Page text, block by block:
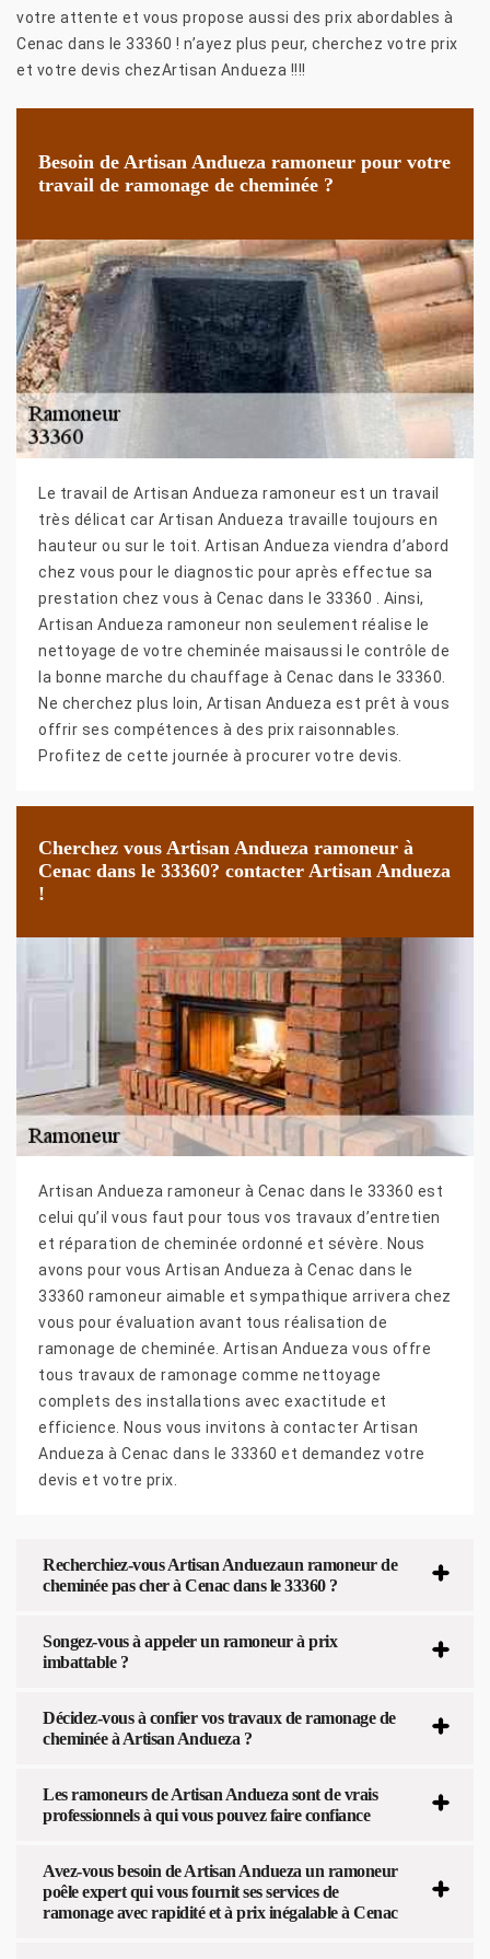
votre attente et vous propose aussi des prix abordables à
Cenac dans le 33360 ! n’ayez plus peur, cherchez votre prix
et votre devis chezArtisan Andueza !!!!
Besoin de Artisan Andueza ramoneur pour votre
travail de ramonage de cheminée ?
Le travail de Artisan Andueza ramoneur est un travail
très délicat car Artisan Andueza travaille toujours en
hauteur ou sur le toit. Artisan Andueza viendra d’abord
chez vous pour le diagnostic pour après effectue sa
prestation chez vous à Cenac dans le 33360 . Ainsi,
Artisan Andueza ramoneur non seulement réalise le
nettoyage de votre cheminée maisaussi le contrôle de
la bonne marche du chauffage à Cenac dans le 33360.
Ne cherchez plus loin, Artisan Andueza est prêt à vous
offrir ses compétences à des prix raisonnables.
Profitez de cette journée à procurer votre devis.
Cherchez vous Artisan Andueza ramoneur à
Cenac dans le 33360? contacter Artisan Andueza
!
Artisan Andueza ramoneur à Cenac dans le 33360 est
celui qu’il vous faut pour tous vos travaux d’entretien
et réparation de cheminée ordonné et sévère. Nous
avons pour vous Artisan Andueza à Cenac dans le
33360 ramoneur aimable et sympathique arrivera chez
vous pour évaluation avant tous réalisation de
ramonage de cheminée. Artisan Andueza vous offre
tous travaux de ramonage comme nettoyage
complets des installations avec exactitude et
efficience. Nous vous invitons à contacter Artisan
Andueza à Cenac dans le 33360 et demandez votre
devis et votre prix.
Recherchiez-vous Artisan Anduezaun ramoneur de
cheminée pas cher à Cenac dans le 33360 ?
Songez-vous à appeler un ramoneur à prix
imbattable ?
Décidez-vous à confier vos travaux de ramonage de
cheminée à Artisan Andueza ?
Les ramoneurs de Artisan Andueza sont de vrais
professionnels à qui vous pouvez faire confiance
Avez-vous besoin de Artisan Andueza un ramoneur
poêle expert qui vous fournit ses services de
ramonage avec rapidité et à prix inégalable à Cenac